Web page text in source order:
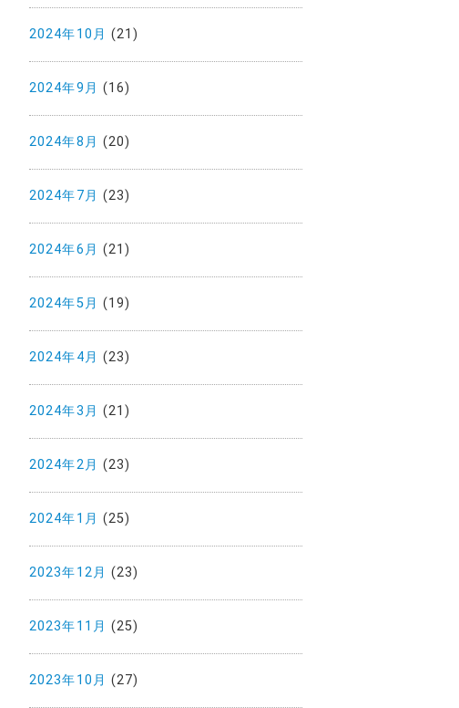
2024年10月 (21)
2024年9月 (16)
2024年8月 (20)
2024年7月 (23)
2024年6月 (21)
2024年5月 (19)
2024年4月 (23)
2024年3月 (21)
2024年2月 (23)
2024年1月 (25)
2023年12月 (23)
2023年11月 (25)
2023年10月 (27)